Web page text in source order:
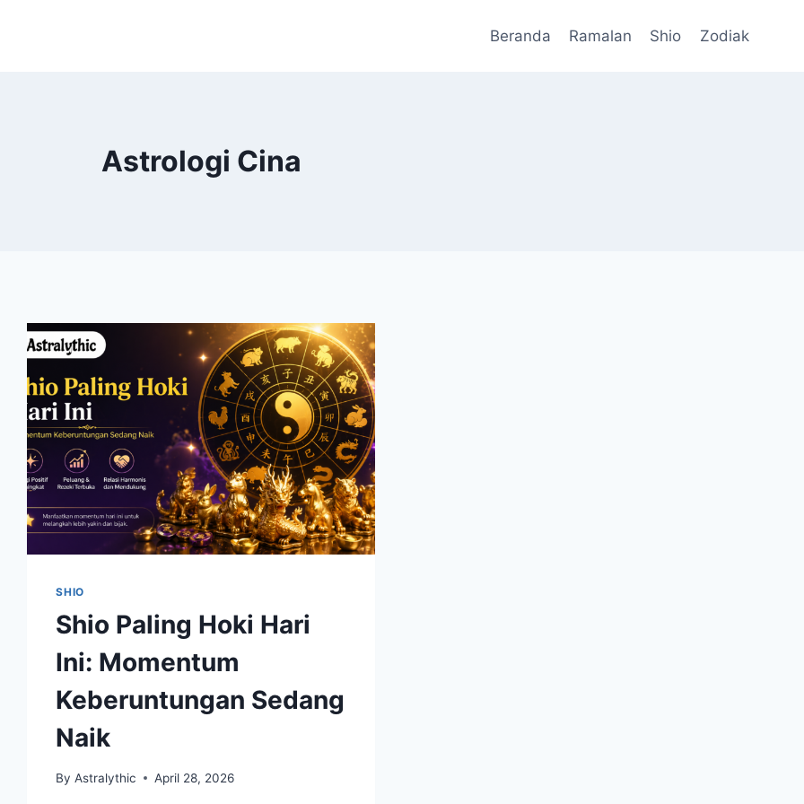
Beranda Ramalan Shio Zodiak
Astrologi Cina
SHIO
Shio Paling Hoki Hari
Ini: Momentum
Keberuntungan Sedang
Naik
By Astralythic April 28, 2026